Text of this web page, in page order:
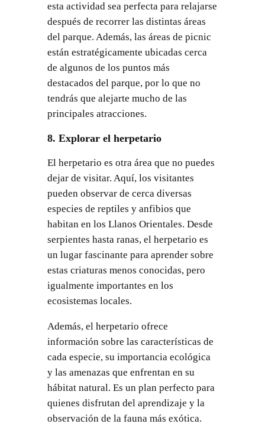
esta actividad sea perfecta para relajarse
después de recorrer las distintas áreas
del parque. Además, las áreas de picnic
están estratégicamente ubicadas cerca
de algunos de los puntos más
destacados del parque, por lo que no
tendrás que alejarte mucho de las
principales atracciones.
8. Explorar el herpetario
El herpetario es otra área que no puedes
dejar de visitar. Aquí, los visitantes
pueden observar de cerca diversas
especies de reptiles y anfibios que
habitan en los Llanos Orientales. Desde
serpientes hasta ranas, el herpetario es
un lugar fascinante para aprender sobre
estas criaturas menos conocidas, pero
igualmente importantes en los
ecosistemas locales.
Además, el herpetario ofrece
información sobre las características de
cada especie, su importancia ecológica
y las amenazas que enfrentan en su
hábitat natural. Es un plan perfecto para
quienes disfrutan del aprendizaje y la
observación de la fauna más exótica.